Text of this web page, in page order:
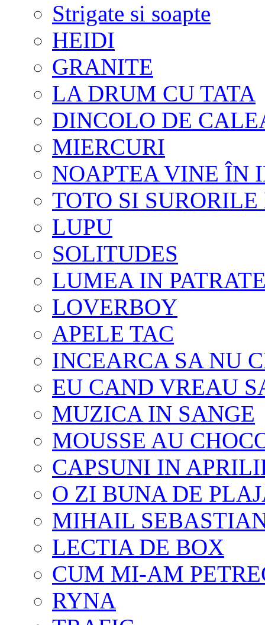
Strigate si soapte
HEIDI
GRANITE
LA DRUM CU TATA
DINCOLO DE
MIERCURI
NOAPTEA VINE ÎN
TOTO SI
LUPU
SOLITUDES
LUMEA IN
LOVERBOY
APELE TAC
INCEARCA SA NU
EU CAND VREAU
MUZICA IN SANGE
MOUSSE AU
CAPSUNI IN
O ZI BUNA DE
MIHAIL
LECTIA DE BOX
CUM MI-AM
RYNA